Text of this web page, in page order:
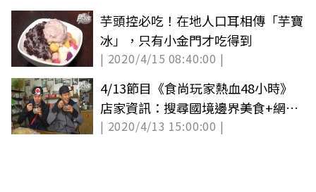
芋頭控必吃！在地人口耳相傳「芋寶
冰」，只有小金門才吃得到
| 2020/4/15 08:40:00 |
4/13節目《食尚玩家熱血48小時》
店家資訊：搜尋國境邊界美食+網路
限定版影音
| 2020/4/13 15:00:00 |